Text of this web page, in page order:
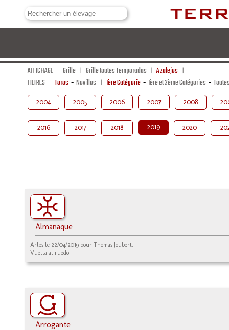
AFFICHAGE Grille Grille toutes Temporadas
Azulejos
FILTRES
Toros - Novillos 1ère Catégorie - 1ère et 2ème Catégories -
2004 2005 2006 2007 2008
2016 2017 2018 2019 2020
Almanaque
Arles le 22/04/2019 pour Thomas Joubert.
Vuelta al ruedo.
Arrogante